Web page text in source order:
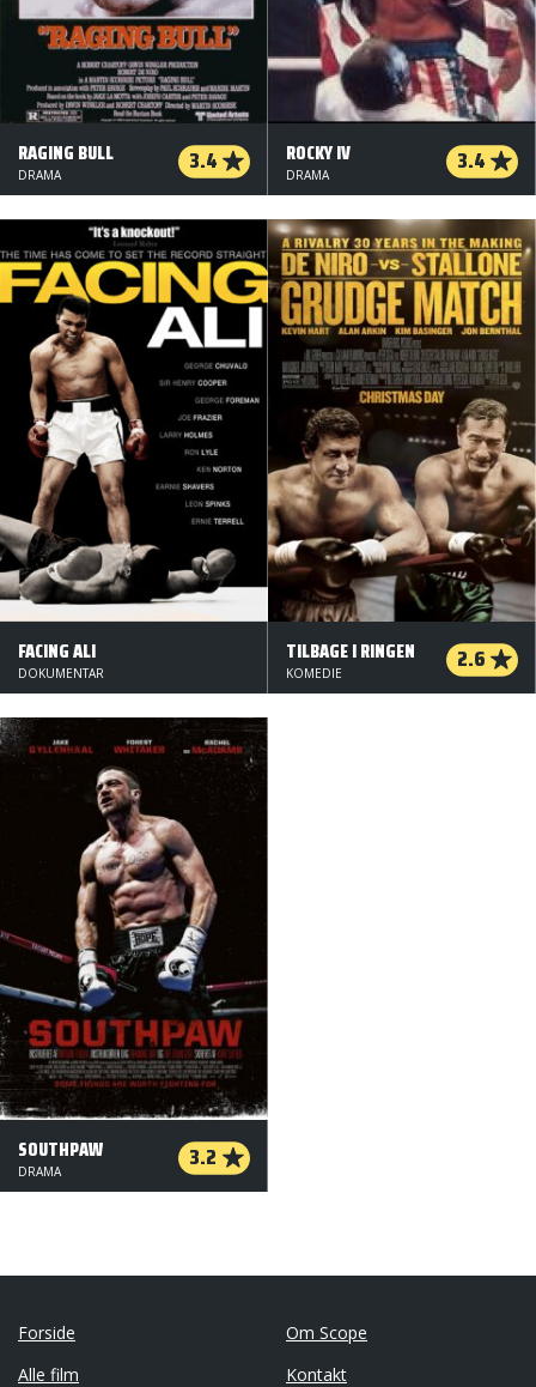
RAGING BULL 3.4
DRAMA
ROCKY IV 3.4
DRAMA
FACING ALI
DOKUMENTAR
TILBAGE I RINGEN 2.6
KOMEDIE
SOUTHPAW 3.2
DRAMA
Forside
Alle film
Om Scope
Kontakt